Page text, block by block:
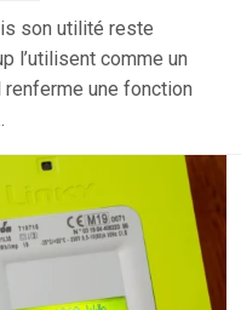
son utilité reste
l’utilisent comme un
une fonction